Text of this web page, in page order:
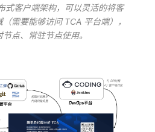
式客户端架构，可以灵活的将客
需要能够访问 TCA 平台端），
点、常驻节点使用。